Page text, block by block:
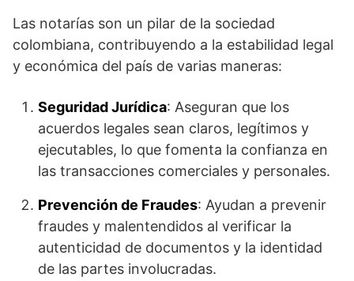
Las notarías son un pilar de la sociedad
colombiana, contribuyendo a la estabilidad legal
y económica del país de varias maneras:
Seguridad Jurídica: Aseguran que los
acuerdos legales sean claros, legítimos y
ejecutables, lo que fomenta la confianza en
las transacciones comerciales y personales.
Prevención de Fraudes: Ayudan a prevenir
fraudes y malentendidos al verificar la
autenticidad de documentos y la identidad
de las partes involucradas.